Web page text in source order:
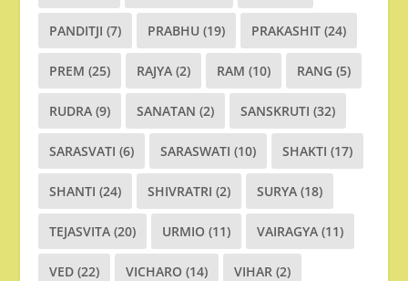
PANDITJI (7) PRABHU (19) PRAKASHIT (24)
PREM (25) RAJYA (2) RAM (10) RANG (5)
RUDRA (9) SANATAN (2) SANSKRUTI (32)
SARASVATI (6) SARASWATI (10) SHAKTI (17)
SHANTI (24) SHIVRATRI (2) SURYA (18)
TEJASVITA (20) URMIO (11) VAIRAGYA (11)
VED (22) VICHARO (14) VIHAR (2)